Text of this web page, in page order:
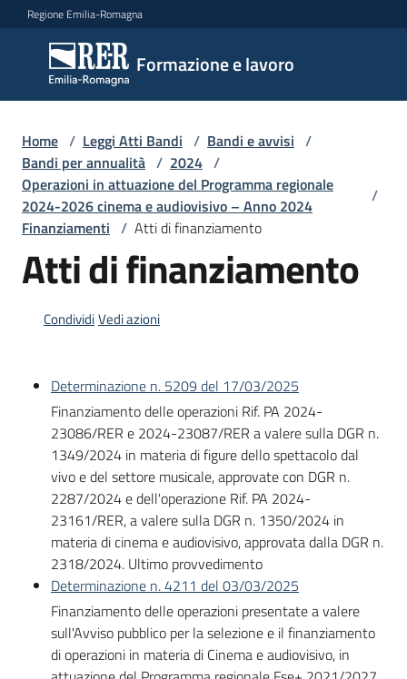
Vai al contenuto
Vai alla navigazione
Vai al footer
Regione Emilia-Romagna
Formazione e lavoro
Formazione
e lavoro
Argomenti
Novità
Leggi
Bandi
Piani
Programmi
Progetti
Fondo
Home / Leggi Atti Bandi / Bandi e avvisi /
Bandi per annualità / 2024 /
Operazioni in attuazione del Programma regionale
2024-2026 cinema e audiovisivo – Anno 2024
/
Finanziamenti / Atti di finanziamento
Atti di finanziamento
CondividiVedi azioni
Determinazione n. 5209 del 17/03/2025
Finanziamento delle operazioni Rif. PA 2024-
23086/RER e 2024-23087/RER a valere sulla DGR n.
1349/2024 in materia di figure dello spettacolo dal
vivo e del settore musicale, approvate con DGR n.
2287/2024 e dell'operazione Rif. PA 2024-
23161/RER, a valere sulla DGR n. 1350/2024 in
materia di cinema e audiovisivo, approvata dalla DGR n.
2318/2024. Ultimo provvedimento
Determinazione n. 4211 del 03/03/2025
Finanziamento delle operazioni presentate a valere
sull'Avviso pubblico per la selezione e il finanziamento
di operazioni in materia di Cinema e audiovisivo, in